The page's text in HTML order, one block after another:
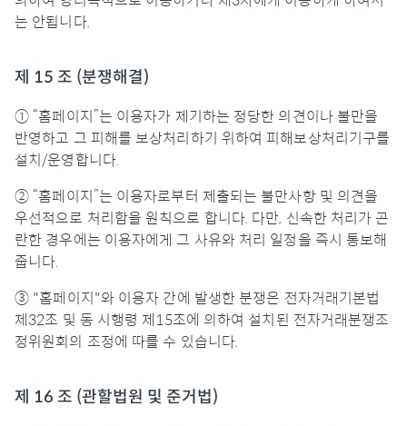
는 안됩니다.
제 15 조 (분쟁해결)
① “홈페이지”는 이용자가 제기하는 정당한 의견이나 불만을
반영하고 그 피해를 보상처리하기 위하여 피해보상처리기구를
설치/운영합니다.
② “홈페이지”는 이용자로부터 제출되는 불만사항 및 의견을
우선적으로 처리함을 원칙으로 합니다. 다만, 신속한 처리가 곤
란한 경우에는 이용자에게 그 사유와 처리 일정을 즉시 통보해
줍니다.
③ "홈페이지"와 이용자 간에 발생한 분쟁은 전자거래기본법
제32조 및 동 시행령 제15조에 의하여 설치된 전자거래분쟁조
정위원회의 조정에 따를 수 있습니다.
제 16 조 (관할법원 및 준거법)